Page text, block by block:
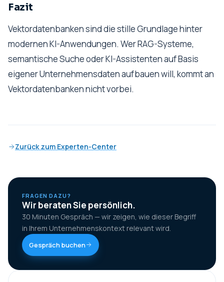
Fazit
Vektordatenbanken sind die stille Grundlage hinter
modernen KI-Anwendungen. Wer RAG-Systeme,
semantische Suche oder KI-Assistenten auf Basis
eigener Unternehmensdaten aufbauen will, kommt an
Vektordatenbanken nicht vorbei.
Zurück zum Experten-Center
FRAGEN DAZU?
Wir beraten Sie persönlich.
30 Minuten Gespräch — wir zeigen, wie dieser Begriff
in Ihrem Unternehmenskontext relevant wird.
Gespräch buchen